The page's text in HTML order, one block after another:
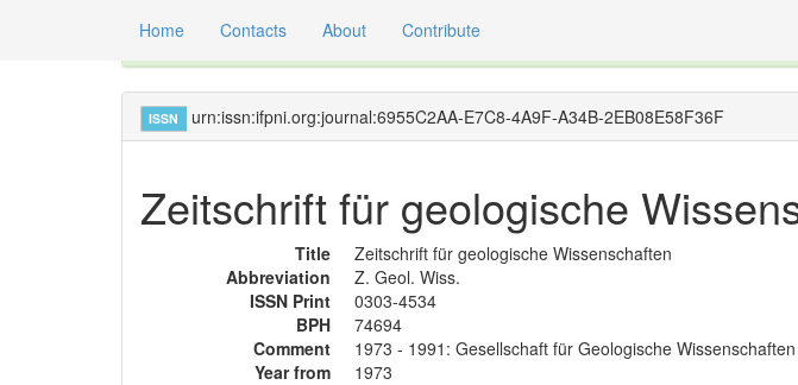
Home Contacts About Contribute
ISSN urn:issn:ifpni.org:journal:6955C2AA-E7C8-4A9F-A34B-2EB08E58F36F
Zeitschrift für geologische
Title
Zeitschrift für geologische Wissenschaften
Abbreviation
Z. Geol. Wiss.
ISSN Print
0303-4534
BPH
74694
Comment
1973 - 1991: Gesellschaft für Geologische
Year from
1973